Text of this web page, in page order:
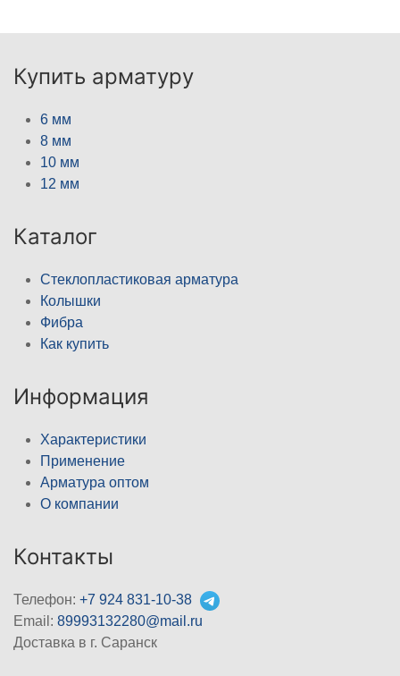
Купить арматуру
6 мм
8 мм
10 мм
12 мм
Каталог
Стеклопластиковая арматура
Колышки
Фибра
Как купить
Информация
Характеристики
Применение
Арматура оптом
О компании
Контакты
Телефон: +7 924 831-10-38
Email: 89993132280@mail.ru
Доставка в г. Саранск